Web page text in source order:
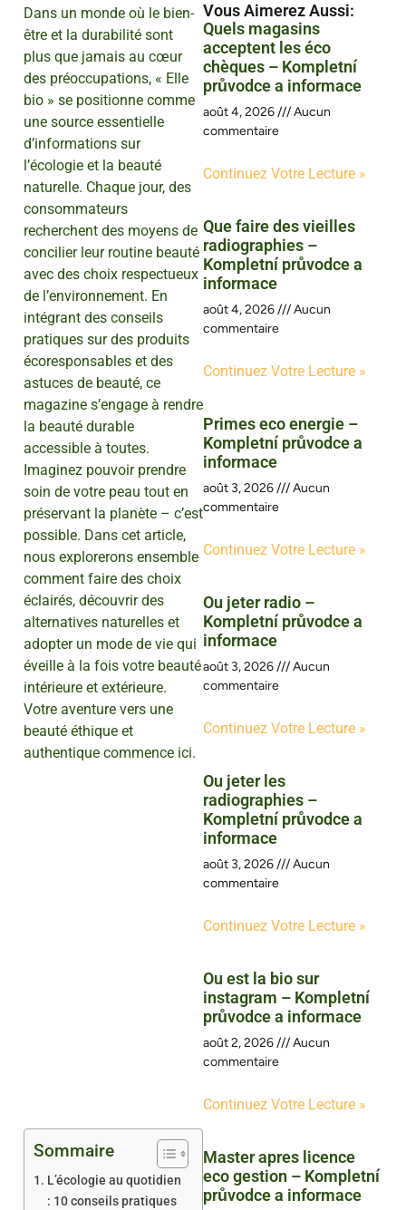
Dans un monde où le bien-
être et la durabilité sont
plus que jamais au cœur
des préoccupations, « Elle
bio » se positionne comme
une source essentielle
d’informations sur
l’écologie et la beauté
naturelle. Chaque jour, des
consommateurs
recherchent des moyens de
concilier leur routine beauté
avec des choix respectueux
de l’environnement. En
intégrant des conseils
pratiques sur des produits
écoresponsables et des
astuces de beauté, ce
magazine s’engage à rendre
la beauté durable
accessible à toutes.
Imaginez pouvoir prendre
soin de votre peau tout en
préservant la planète – c’est
possible. Dans cet article,
nous explorerons ensemble
comment faire des choix
éclairés, découvrir des
alternatives naturelles et
adopter un mode de vie qui
éveille à la fois votre beauté
intérieure et extérieure.
Votre aventure vers une
beauté éthique et
authentique commence ici.
Sommaire
L’écologie au quotidien
: 10 conseils pratiques
Vous Aimerez Aussi :
Quels magasins
acceptent les éco
chèques – Kompletní
průvodce a informace
août 4, 2026
Aucun
commentaire
Continuez Votre Lecture »
Que faire des vieilles
radiographies –
Kompletní průvodce a
informace
août 4, 2026
Aucun
commentaire
Continuez Votre Lecture »
Primes eco energie –
Kompletní průvodce a
informace
août 3, 2026
Aucun
commentaire
Continuez Votre Lecture »
Ou jeter radio –
Kompletní průvodce a
informace
août 3, 2026
Aucun
commentaire
Continuez Votre Lecture »
Ou jeter les
radiographies –
Kompletní průvodce a
informace
août 3, 2026
Aucun
commentaire
Continuez Votre Lecture »
Ou est la bio sur
instagram – Kompletní
průvodce a informace
août 2, 2026
Aucun
commentaire
Continuez Votre Lecture »
Master apres licence
eco gestion – Kompletní
průvodce a informace